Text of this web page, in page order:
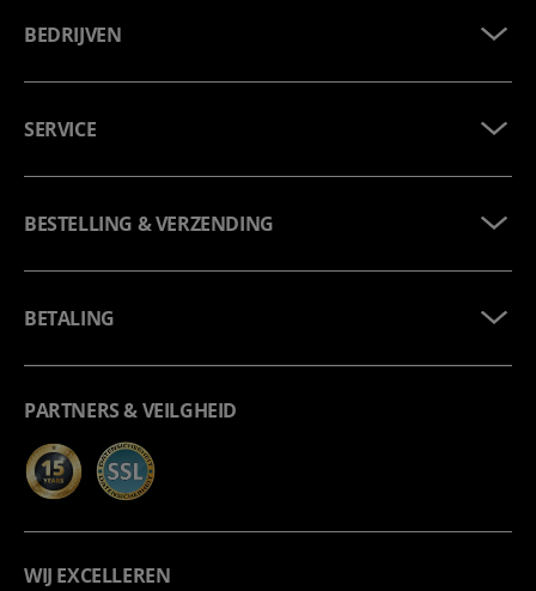
BEDRIJVEN
SERVICE
BESTELLING & VERZENDING
BETALING
PARTNERS & VEILGHEID
WIJ EXCELLEREN